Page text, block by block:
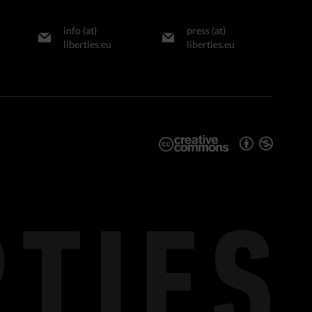
info (at)
liberties.eu
press (at)
liberties.eu